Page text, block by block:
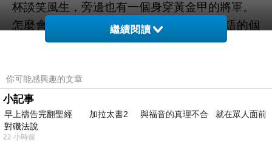
杯談笑風生，旁邊也有一個身穿黃金甲的將軍。
怎麼會這樣？李淳風從來都沒摸清過梟解語的個
性，現在冒冒失失闖到她夢中，沒想到竟然有三
直覺上，湖心畫舫上的那一個比較有可能是真
的，她有可能是表面愛熱鬧，實際上個性上有些
孤僻，而且畫舫三樓只有她一個人也比較好說
話…呣…不如就先從這一個下手吧？
繼續閱讀
你可能感興趣的文章
小記事
早上禱告完翻聖經 加拉太書2 與福音的真理不合 就在眾人面前
對磯法說
22 小時前